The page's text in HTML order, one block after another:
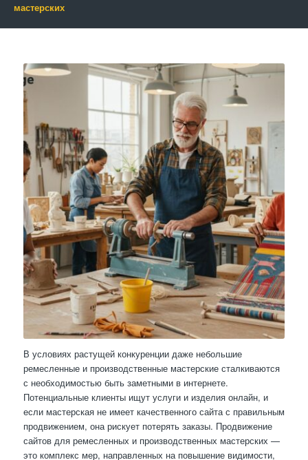
мастерских
В условиях растущей конкуренции даже небольшие
ремесленные и производственные мастерские сталкиваются
с необходимостью быть заметными в интернете.
Потенциальные клиенты ищут услуги и изделия онлайн, и
если мастерская не имеет качественного сайта с правильным
продвижением, она рискует потерять заказы. Продвижение
сайтов для ремесленных и производственных мастерских —
это комплекс мер, направленных на повышение видимости,